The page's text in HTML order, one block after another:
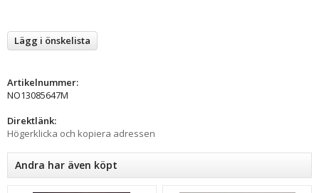
Lägg i önskelista
Artikelnummer:
NO13085647M
Direktlänk:
Högerklicka och kopiera adressen
Andra har även köpt